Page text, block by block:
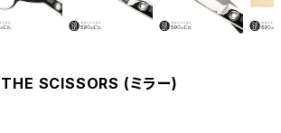
THE SCISSORS (ミラー)